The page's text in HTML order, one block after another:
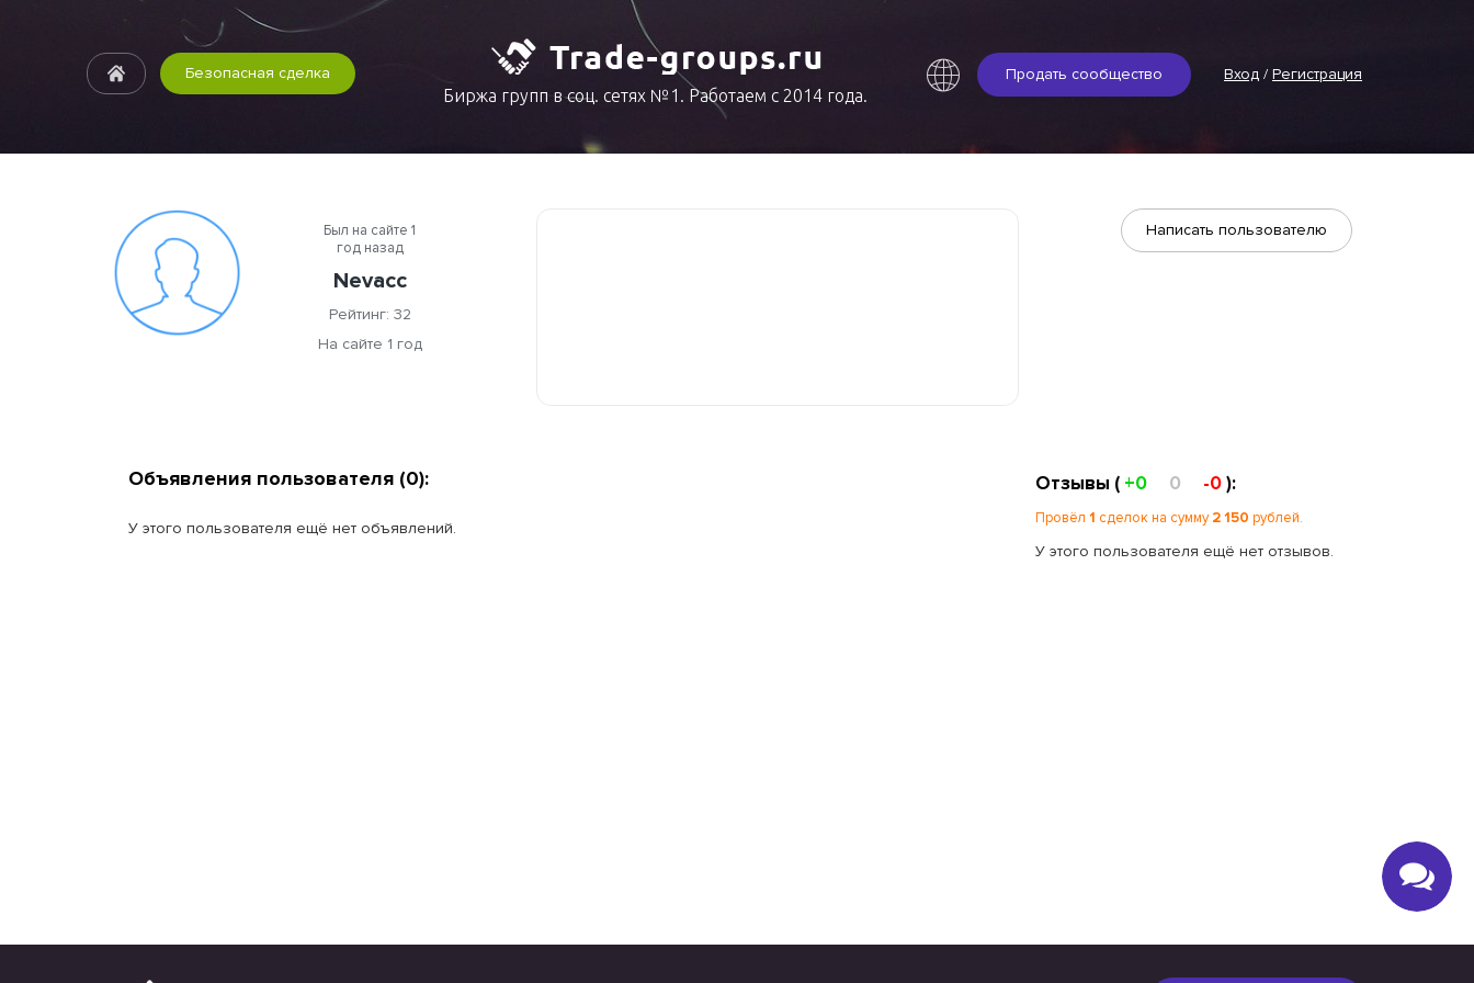
Продать сообщество Вход / Регистрация
Безопасная сделка
Биржа групп в соц. сетях №1. Работаем с 2014 года.
Был на сайте 1
год назад
Nevacc
Рейтинг: 32
На сайте 1 год
Написать пользователю
Объявления пользователя (0):
У этого пользователя ещё нет объявлений.
Отзывы ( +0 0 -0):
Провёл1 сделок на сумму2 150 рублей.
У этого пользователя ещё нет отзывов.